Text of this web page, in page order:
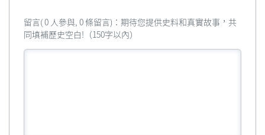
留言( 0 人參與, 0 條留言)：期待您提供史料和真實故事，共
同填補歷史空白!（150字以內）